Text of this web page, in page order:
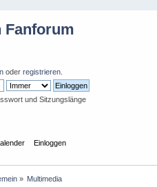
oderregistrieren
und Sitzungslänge
Einloggen
» Multimedia